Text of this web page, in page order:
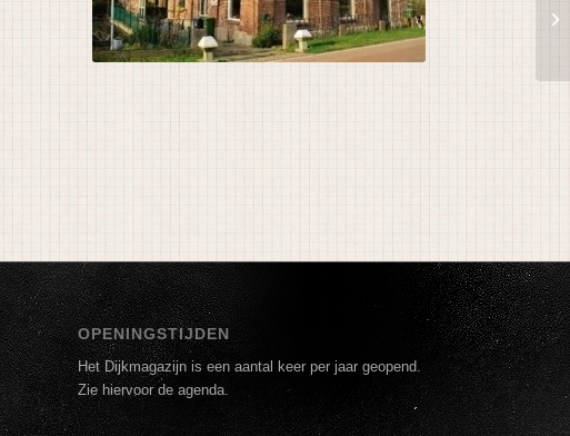
OPENINGSTIJDEN
Het Dijkmagazijn is een aantal keer per jaar geopend.
Zie hiervoor de agenda.